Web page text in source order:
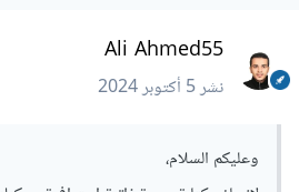
Ali Ahmed55
نشر5 أكتوبر 2024
وعليكم السلام،